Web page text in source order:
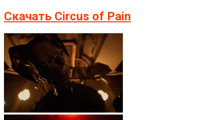
Скачать Circus of Pain